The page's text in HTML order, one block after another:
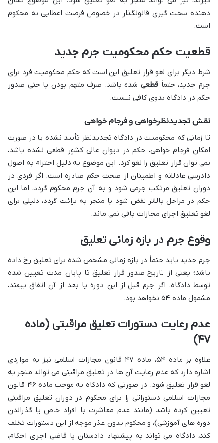
دهنده سخت گیری قانونگذار در خصوص فرصت اعطایی به محکوم
است.
قطعیت حکم محکومیت جرم جدید
شرط دیگر برای لغو قرار تعلیق این است که حکم محکومیت فرد برای
جرم جدید، حتماً قطعیشده باشد. صرف متهم بودن یا حتی صدور
حکم در دادگاه بدوی کافی نیست.
نقش تجدیدنظرخواهی و فرجام خواهی
تا زمانی که محکومیت در دادگاه تجدیدنظر تأیید نشده یا در صورت
امکان فرجام خواهی، حکم در دیوان عالی کشور قطعی نشده باشد،
نمی توان قرار تعلیق را لغو کرد. این موضوع به دلیل احترام به اصول
دادرسی عادلانه و اطمینان از صحت حکم صادره است. اگر فردی در
دوران تعلیق مرتکب جرمی شود و به آن جرم محکوم گردد، اما این
حکم در مراحل بالاتر نقض شود یا منجر به برائت گردد، دلیلی برای
لغو تعلیق اجرای مجازات باقی نمی ماند.
وقوع جرم در بازه زمانی تعلیق
جرم جدید باید حتماً در بازه زمانی مشخص شده برای تعلیق رخ داده
باشد؛ یعنی از تاریخ صدور قرار تعلیق تا پایان مدت تعیین شده
توسط دادگاه. اگر جرم قبل از این دوره یا بعد از آن اتفاق بیفتد،
مشمول ماده ۵۴ نخواهد بود.
عدم رعایت دستورات تعلیق مراقبتی (ماده
۴۷)
علاوه بر ماده ۵۴، ماده ۴۷ قانون مجازات اسلامی نیز به مواردی
اشاره دارد که عدم رعایت آن ها در تعلیق مراقبتی می تواند منجر به
لغو قرار تعلیق شود. در صورتی که دادگاه به موجب ماده ۴۶ قانون
مجازات اسلامی دستوراتی را برای محکوم در دوران تعلیق مراقبتی
تعیین کرده باشد (مانند عدم معاشرت با افراد خاص یا گذراندن
دوره های آموزشی)، و محکوم بدون عذر موجه از این دستورات تخلف
کند، دادگاه می تواند به پیشنهاد دادستان یا قاضی اجرای احکام،